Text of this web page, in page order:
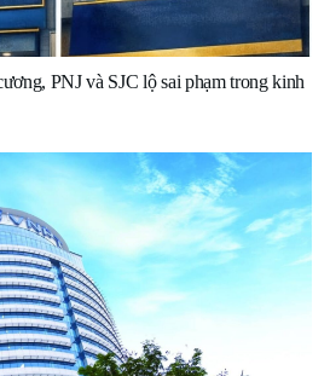
PNJ và SJC lộ sai phạm trong kinh